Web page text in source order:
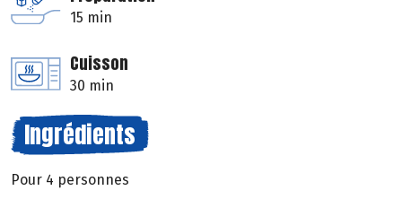
15 min
Cuisson
30 min
Ingrédients
Pour 4 personnes